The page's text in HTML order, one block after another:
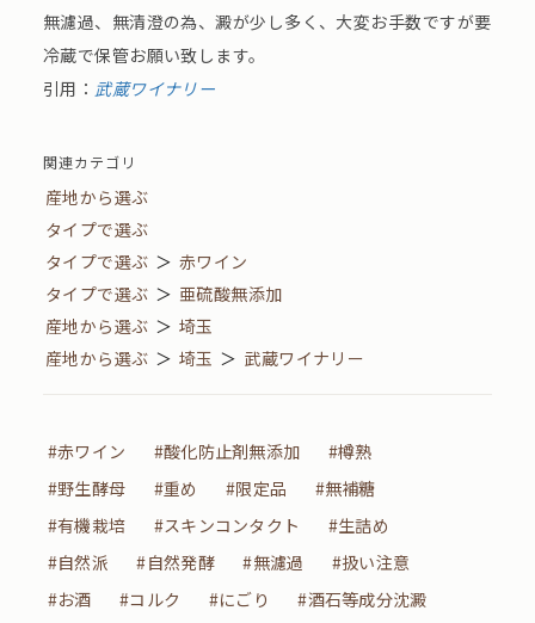
無濾過、無清澄の為、澱が少し多く、大変お手数ですが要
冷蔵で保管お願い致します。
引用： 武蔵ワイナリー
関連カテゴリ
産地から選ぶ
タイプで選ぶ
タイプで選ぶ ＞ 赤ワイン
タイプで選ぶ ＞ 亜硫酸無添加
産地から選ぶ ＞ 埼玉
産地から選ぶ ＞ 埼玉 ＞ 武蔵ワイナリー
#赤ワイン #酸化防止剤無添加
#樽熟
#野生酵母
#重め #限定品
#無補糖
#有機栽培
#スキンコンタクト
#生詰め
#自然派
#自然発酵 #無濾過
#扱い注意
#お酒
#コルク #にごり
#酒石等成分沈澱